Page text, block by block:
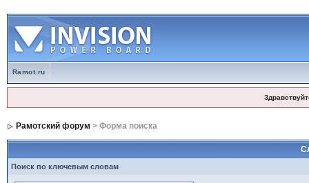
Ramot.ru
Рамотский форум > Форма поиска
Поиск по ключевым словам